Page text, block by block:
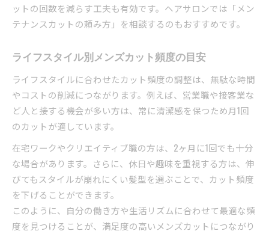
ットの回数を減らす工夫も有効です。ヘアサロンでは「メン
テナンスカットの頼み方」を相談するのもおすすめです。
ライフスタイル別メンズカット頻度の目安
ライフスタイルに合わせたカット頻度の調整は、無駄な時間
やコストの削減につながります。例えば、営業職や接客業な
ど人と接する機会が多い方は、常に清潔感を保つため月1回
のカットが適しています。
在宅ワークやクリエイティブ職の方は、2ヶ月に1回でも十分
な場合があります。さらに、休日や趣味を重視する方は、伸
びてもスタイルが崩れにくい髪型を選ぶことで、カット頻度
を下げることができます。
このように、自分の働き方や生活リズムに合わせて最適な頻
度を見つけることが、満足度の高いメンズカットにつながり